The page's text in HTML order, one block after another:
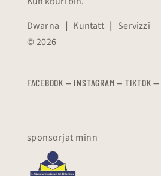
Dwarna | Kuntatt | Servizzi
© 2026
FACEBOOK — INSTAGRAM — TIKTOK —
sponsorjat minn